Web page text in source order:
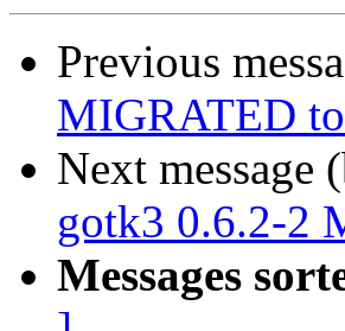
Previous
MIGRATED
Next message
gotk3 0.6.2-2
Messages